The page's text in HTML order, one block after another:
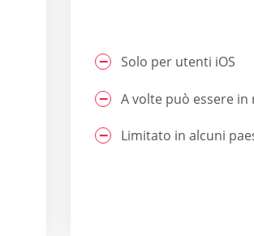
Solo per utenti iOS
A volte può essere
Limitato in alcuni